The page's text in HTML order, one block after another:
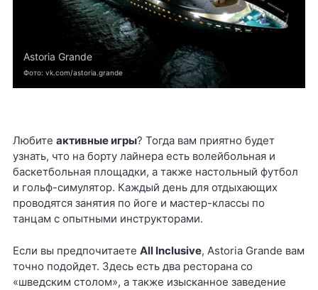
Astoria Grande
Фото: vk.com/astoria.grande
Любите активные игры? Тогда вам приятно будет
узнать, что на борту лайнера есть волейбольная и
баскетбольная площадки, а также настольный футбол
и гольф-симулятор. Каждый день для отдыхающих
проводятся занятия по йоге и мастер-классы по
танцам с опытными инструкторами.
Если вы предпочитаете All Inclusive, Astoria Grande вам
точно подойдет. Здесь есть два ресторана со
«шведским столом», а также изысканное заведение